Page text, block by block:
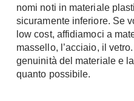
Bagno
Arredo Bagno
Sanitari
Cabine Doccia
Idromassaggio
nomi noti in materiale
sicuramente inferiore. Se
low cost, affidiamoci a
massello, l’acciaio, il
genuinità del materiale e
quanto possibile.